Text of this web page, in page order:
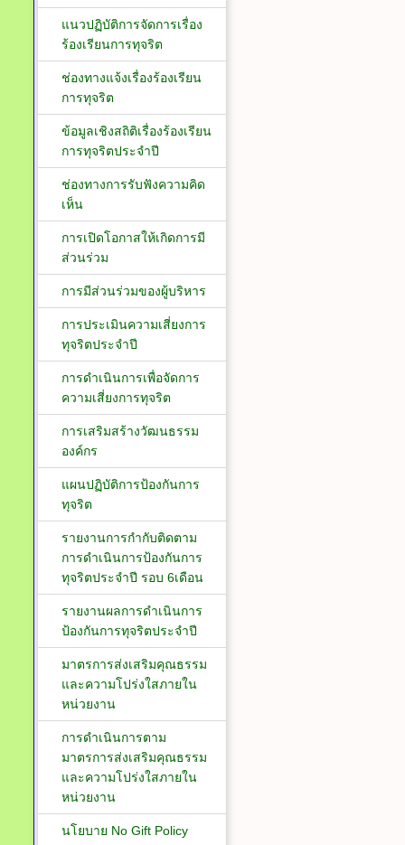
แนวปฏิบัติการจัดการเรื่อง
ร้องเรียนการทุจริต
ช่องทางแจ้งเรื่องร้องเรียน
การทุจริต
ข้อมูลเชิงสถิติเรื่องร้องเรียน
การทุจริตประจำปี
ช่องทางการรับฟังความคิด
เห็น
การเปิดโอกาสให้เกิดการมี
ส่วนร่วม
การมีส่วนร่วมของผู้บริหาร
การประเมินความเสี่ยงการ
ทุจริตประจำปี
การดำเนินการเพื่อจัดการ
ความเสี่ยงการทุจริต
การเสริมสร้างวัฒนธรรม
องค์กร
แผนปฏิบัติการป้องกันการ
ทุจริต
รายงานการกำกับติดตาม
การดำเนินการป้องกันการ
ทุจริตประจำปี รอบ 6เดือน
รายงานผลการดำเนินการ
ป้องกันการทุจริตประจำปี
มาตรการส่งเสริมคุณธรรม
และความโปร่งใสภายใน
หน่วยงาน
การดำเนินการตาม
มาตรการส่งเสริมคุณธรรม
และความโปร่งใสภายใน
หน่วยงาน
นโยบาย No Gift Policy